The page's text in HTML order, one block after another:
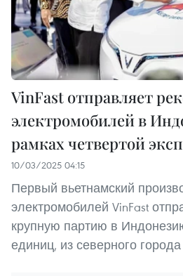
VinFast отправляет
электромобилей в
рамках четвертой
10/03/2025 04:15
Первый вьетнамский
электромобилей VinFast
крупную партию в
единиц, из северного